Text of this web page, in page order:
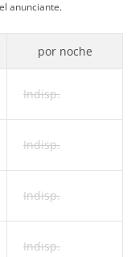
anunciante.
por noche
Indisp.
Indisp.
Indisp.
Indisp.